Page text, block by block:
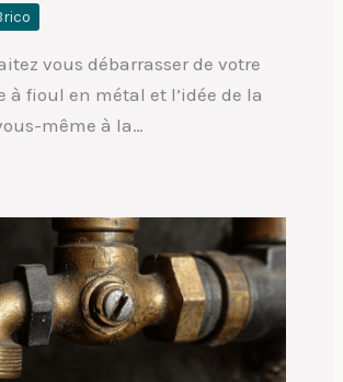
vous débarrasser de votre
à fioul en métal et l’idée de la
même à la…